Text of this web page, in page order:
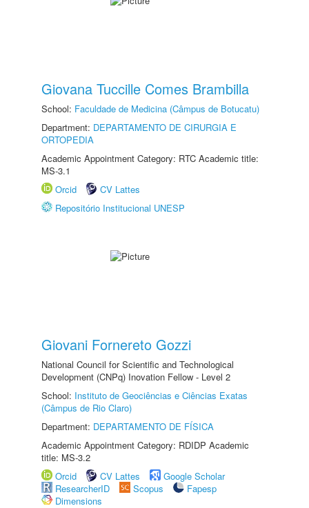
Giovana Tuccille Comes Brambilla
School: Faculdade de Medicina (Câmpus de Botucatu)
Department: DEPARTAMENTO DE CIRURGIA E
ORTOPEDIA
Academic Appointment Category: RTC Academic title:
MS-3.1
Orcid
CV Lattes
Repositório Institucional UNESP
Giovani Fornereto Gozzi
National Council for Scientific and Technological
Development (CNPq) Inovation Fellow - Level 2
School: Instituto de Geociências e Ciências Exatas
(Câmpus de Rio Claro)
Department: DEPARTAMENTO DE FÍSICA
Academic Appointment Category: RDIDP Academic
title: MS-3.2
Orcid
CV Lattes
Google Scholar
ResearcherID
Scopus
Fapesp
Dimensions